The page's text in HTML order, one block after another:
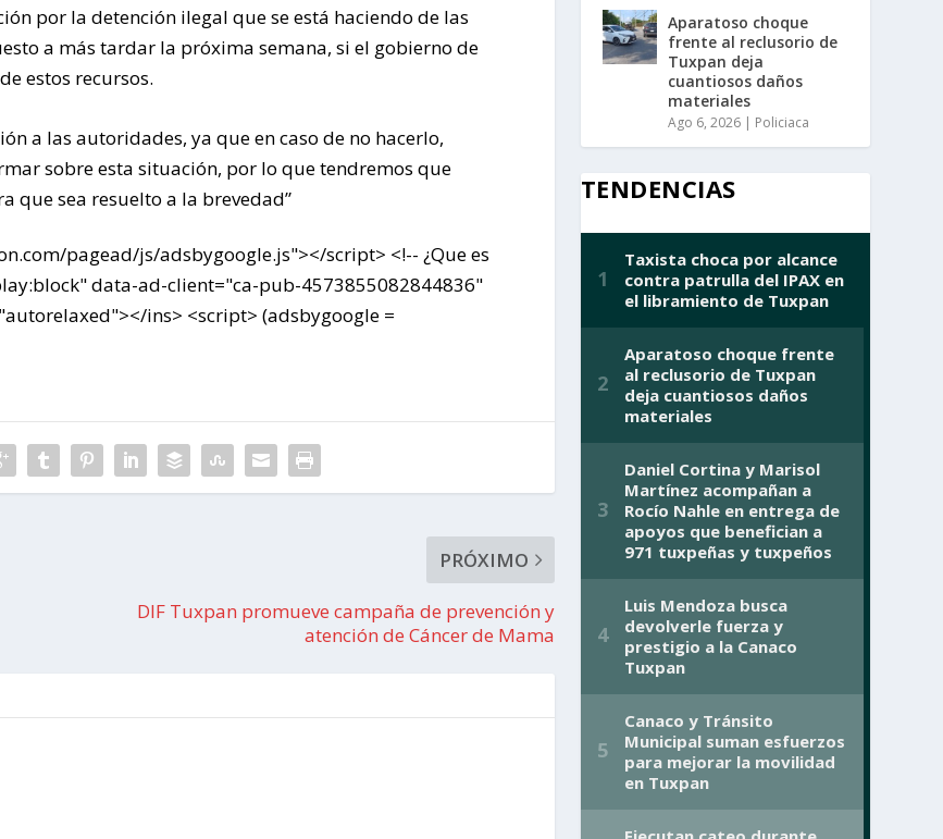
por la detención ilegal que se está haciendo de las
a más tardar la próxima semana, si el gobierno de
estos recursos.
a las autoridades, ya que en caso de no hacerlo,
sobre esta situación, por lo que tendremos que
que sea resuelto a la brevedad”
pagead/js/adsbygoogle.js"></script> <!-- ¿Que es
data-ad-client="ca-pub-4573855082844836"
ins> <script> (adsbygoogle =
PRÓXIMO
DIF Tuxpan promueve campaña de prevención y
atención de Cáncer de Mama
Aparatoso choque
frente al reclusorio de
Tuxpan deja
cuantiosos daños
materiales
Ago 6, 2026| Policiaca
TENDENCIAS